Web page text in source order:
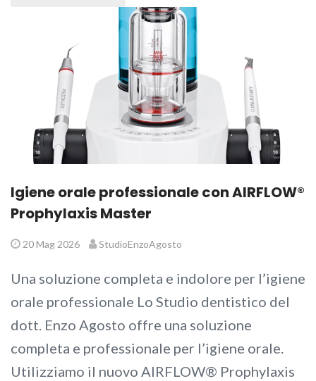
Igiene orale professionale con AIRFLOW®
Prophylaxis Master
20 Mag 2026 StudioEnzoAgosto
Una soluzione completa e indolore per l’igiene
orale professionale Lo Studio dentistico del
dott. Enzo Agosto offre una soluzione
completa e professionale per l’igiene orale.
Utilizziamo il nuovo AIRFLOW® Prophylaxis